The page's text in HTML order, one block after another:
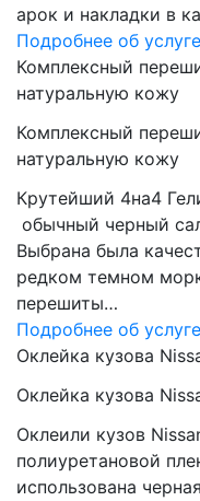
арок и накладки в
Подробнее об услуге
Комплексный
натуральную кожу
Комплексный
натуральную кожу
Крутейший 4на4
обычный черный
Выбрана была
редком темном
перешиты…
Подробнее об услуге
Оклейка кузова
Оклейка кузова
Оклеили кузов
полиуретановой
использована